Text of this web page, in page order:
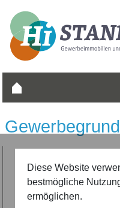
Diese Website
bestmögliche
ermöglichen.